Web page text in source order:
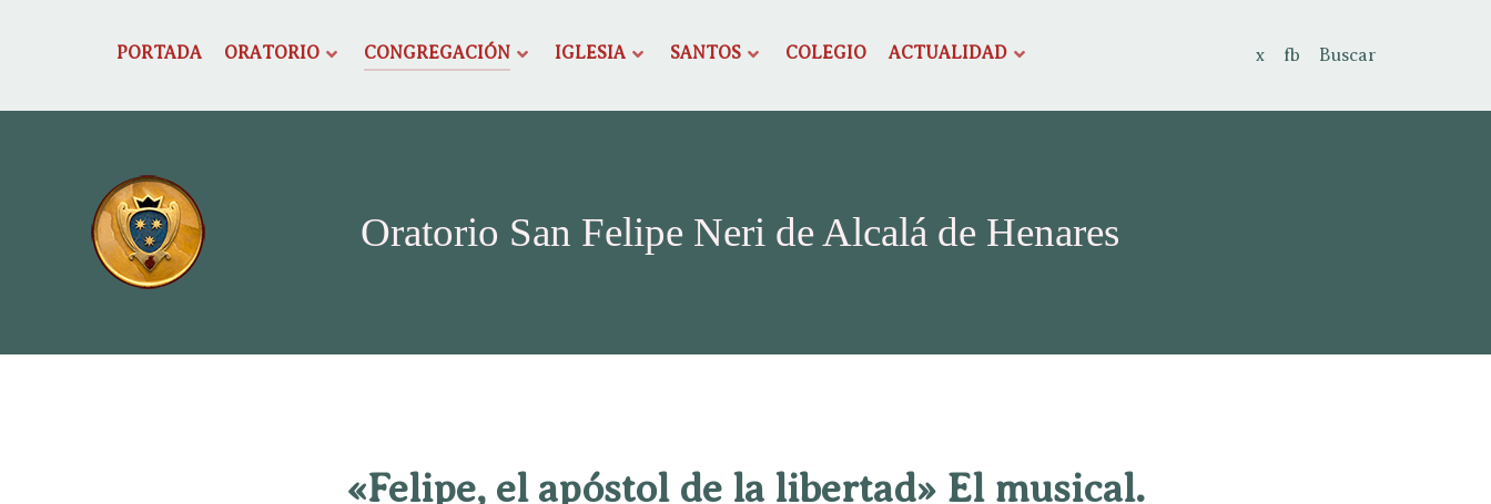
PORTADA ORATORIO CONGREGACIÓN IGLESIA SANTOS COLEGIO ACTUALIDAD x fb Buscar
Oratorio San Felipe Neri de Alcalá de Henares
«Felipe, el apóstol de la libertad» El musical.